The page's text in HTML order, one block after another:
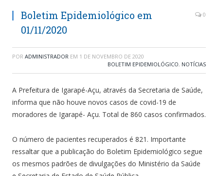
Boletim Epidemiológico em
01/11/2020
0
POR ADMINISTRADOR EM 1 DE NOVEMBRO DE 2020
BOLETIM EPIDEMIOLÓGICO, NOTÍCIAS
A Prefeitura de Igarapé-Açu, através da Secretaria de Saúde,
informa que não houve novos casos de covid-19 de
moradores de Igarapé- Açu. Total de 860 casos confirmados.
O número de pacientes recuperados é 821. Importante
ressaltar que a publicação do Boletim Epidemiológico segue
os mesmos padrões de divulgações do Ministério da Saúde